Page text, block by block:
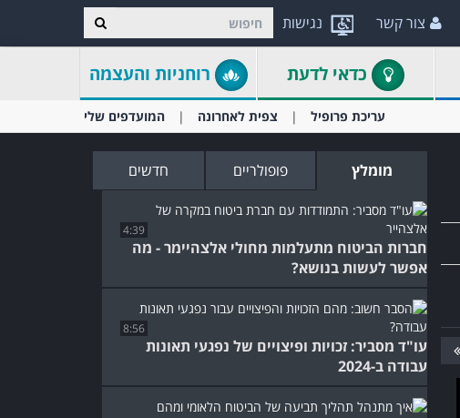
נגישות צור קשר
כדאי לדעת רוחניות והעצמה
עריכת פרופיל צפית לאחרונה המועדפים שלי
מומלץ פופולריים חדשים
4:39
חברות הביטוח מתעלמות מחולי אלצהיימר - מה
אפשר לעשות בנושא?
8:56
עו"ד מסביר: זכויות ופיצויים של נפגעי תאונות
עבודה ב-2024